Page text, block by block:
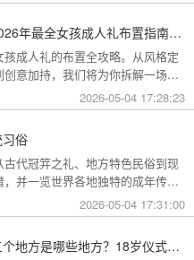
女孩成人礼怎么布置？2026年最全女孩成人礼布置指南：从梦幻公主风到酷飒个性范，打造专属她的成年盛典
成人礼的布置全攻略。从风格定
意加持，我们将为你拆解一场值
竟该如何打造。2026-05-04 17:28:23
俗
代冠笄之礼、地方特色民俗到现
并一览世界各地独特的成年传
2026-05-04 17:31:00
重庆成人礼最受欢迎的三个地方是哪些地方？18岁仪式感首选这三家